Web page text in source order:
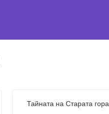
Тайната на Старата гора